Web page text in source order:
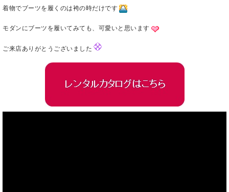
着物でブーツを履くのは袴の時だけです
モダンにブーツを履いてみても、可愛いと思います
ご来店ありがとうございました